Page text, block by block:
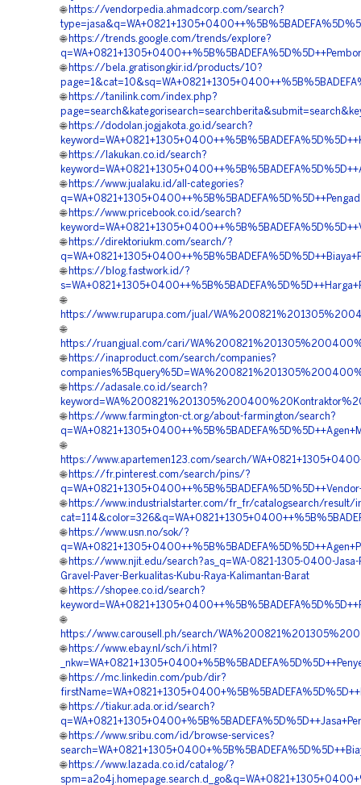
🌐 https://vendorpedia.ahmadcorp.com/search?
🌐 https://trends.google.com/trends/explore?
🌐 https://bela.gratisongkir.id/products/10?
🌐 https://tanilink.com/index.php?
🌐 https://dodolan.jogjakota.go.id/search?
🌐 https://lakukan.co.id/search?
🌐 https://www.jualaku.id/all-categories?
🌐 https://www.pricebook.co.id/search?
🌐 https://direktoriukm.com/search/?
🌐 https://blog.fastwork.id/?
🌐
https://www.ruparupa.com/jual/
🌐
https://ruangjual.com/cari/
🌐 https://inaproduct.com/search/companies?
🌐 https://adasale.co.id/search?
🌐 https://www.farmington-ct.org/about-farmington/search?
🌐
https://www.apartemen123.com/search/
🌐 https://fr.pinterest.com/search/pins/?
🌐 https://www.industrialstarter.com/fr_fr/catalogsearch/result/
🌐 https://www.usn.no/sok/?
🌐 https://www.njit.edu/search?as_q=WA-0821-1305-0400-Jasa-
Gravel-Paver-Berkualitas-Kubu-Raya-Kalimantan-Barat
🌐 https://shopee.co.id/search?
🌐
https://www.carousell.ph/search/
🌐 https://www.ebay.nl/sch/i.html?
🌐 https://mc.linkedin.com/pub/dir?
🌐 https://tiakur.ada.or.id/search?
🌐 https://www.sribu.com/id/browse-services?
🌐 https://www.lazada.co.id/catalog/?